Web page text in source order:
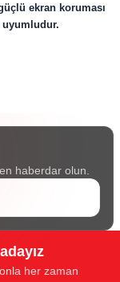
ekran koruması
uyumludur.
haberdar olun.
her zaman